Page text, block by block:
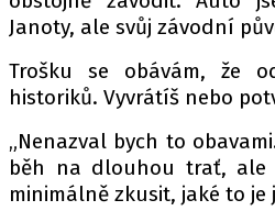
Janoty, ale svůj závodní
Trošku se obávám, že
historiků. Vyvrátíš nebo
„Nenazval bych to
běh na dlouhou trať, ale
minimálně zkusit, jaké to je